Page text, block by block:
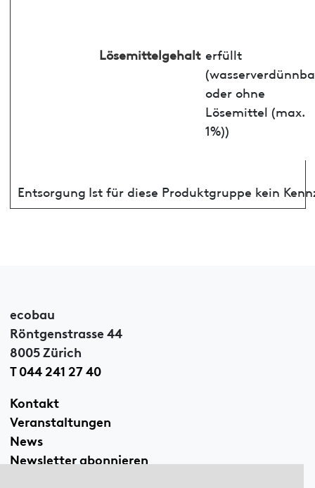
Lösemittelgehalt erfüllt
oder ohne
Lösemittel (max.
1%))
Entsorgung Ist für diese Produktgruppe kein
ecobau
Röntgenstrasse 44
8005 Zürich
T 044 241 27 40
Kontakt
Veranstaltungen
News
Newsletter abonnieren